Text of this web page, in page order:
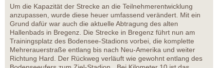
Um die Kapazität der Strecke an die Teilnehmerentwicklung
anzupassen, wurde diese heuer umfassend verändert. Mit ein
Grund dafür war auch die aktuelle Abtragung des alten
Hallenbads in Bregenz. Die Strecke in Bregenz führt nun am
Trainingsplatz des Bodensee-Stadions vorbei, die komplette
Mehrerauerstraße entlang bis nach Neu-Amerika und weiter
Richtung Hard. Der Rückweg verläuft wie gewohnt entlang des